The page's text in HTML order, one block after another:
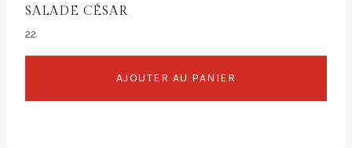
SALADE CÉSAR
22
AJOUTER AU PANIER